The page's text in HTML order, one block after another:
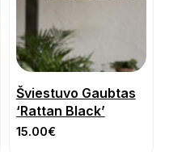
Šviestuvo Gaubtas
‘Rattan Black’
15.00€